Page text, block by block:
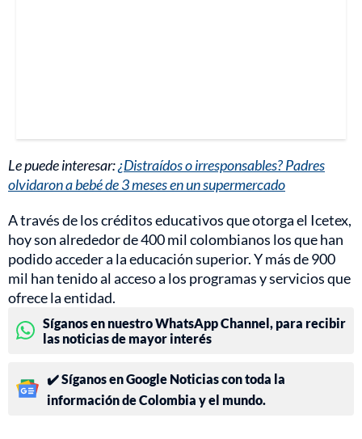
Le puede interesar:¿Distraídos o irresponsables? Padres
olvidaron a bebé de 3 meses en un supermercado
A través de los créditos educativos que otorga el Icetex,
hoy son alrededor de 400 mil colombianos los que han
podido acceder a la educación superior. Y más de 900
mil han tenido al acceso a los programas y servicios que
ofrece la entidad.
Síganos en nuestro WhatsApp Channel, para recibir
las noticias de mayor interés
✔️ Síganos en Google Noticias con toda la
información de Colombia y el mundo.